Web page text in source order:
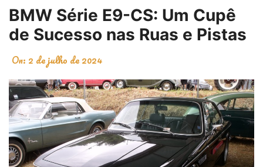
BMW Série E9-CS: Um Cupê
de Sucesso nas Ruas e Pistas
On: 2 de julho de 2024